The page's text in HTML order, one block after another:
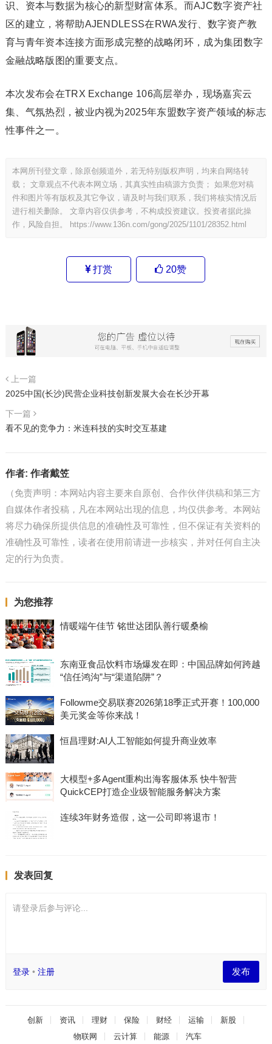
识、资本与数据为核心的新型财富体系。而AJC数字资产社
区的建立，将帮助AJENDLESS在RWA发行、数字资产教
育与青年资本连接方面形成完整的战略闭环，成为集团数字
金融战略版图的重要支点。
本次发布会在TRX Exchange 106高层举办，现场嘉宾云
集、气氛热烈，被业内视为2025年东盟数字资产领域的标志
性事件之一。
本网所刊登文章，除原创频道外，若无特别版权声明，均来自网络转
载； 文章观点不代表本网立场，其真实性由稿源方负责； 如果您对稿
件和图片等有版权及其它争议，请及时与我们联系，我们将核实情况后
进行相关删除。 文章内容仅供参考，不构成投资建议。投资者据此操
作，风险自担。
https://www.136n.com/gong/2025/1101/28352.html
打赏 20赞
上一篇
2025中国(长沙)民营企业科技创新发展大会在长沙开幕
下一篇
看不见的竞争力：米连科技的实时交互基建
作者: 作者戴笠
（免责声明：本网站内容主要来自原创、合作伙伴供稿和第三方
自媒体作者投稿，凡在本网站出现的信息，均仅供参考。本网站
将尽力确保所提供信息的准确性及可靠性，但不保证有关资料的
准确性及可靠性，读者在使用前请进一步核实，并对任何自主决
定的行为负责。
为您推荐
情暖端午佳节 铭世达团队善行暖桑榆
东南亚食品饮料市场爆发在即：中国品牌如何跨越
“信任鸿沟”与“渠道陷阱”？
Followme交易联赛2026第18季正式开赛！100,000
美元奖金等你来战！
恒昌理财:AI人工智能如何提升商业效率
大模型+多Agent重构出海客服体系 快牛智营
QuickCEP打造企业级智能服务解决方案
连续3年财务造假，这一公司即将退市！
发表回复
请登录后参与评论...
登录• 注册 发布
创新 资讯 理财 保险 财经 运输
新股
物联网
云计算 能源 汽车